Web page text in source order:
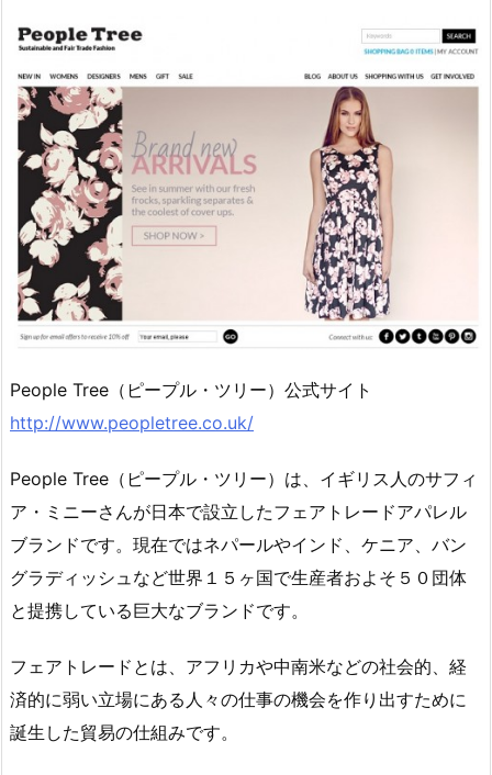
People Tree（ピープル・ツリー）公式サイト
http://www.peopletree.co.uk/
People Tree（ピープル・ツリー）は、イギリス人のサフィ
ア・ミニーさんが日本で設立したフェアトレードアパレル
ブランドです。現在ではネパールやインド、ケニア、バン
グラディッシュなど世界１５ヶ国で生産者およそ５０団体
と提携している巨大なブランドです。
フェアトレードとは、アフリカや中南米などの社会的、経
済的に弱い立場にある人々の仕事の機会を作り出すために
誕生した貿易の仕組みです。